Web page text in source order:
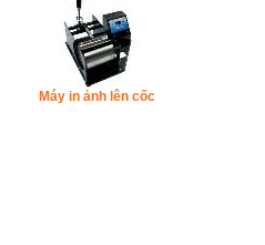
Máy in ảnh lên cốc